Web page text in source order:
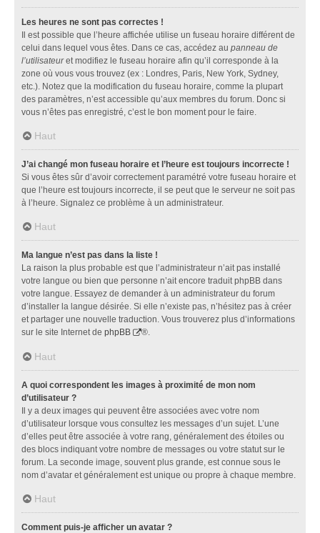
Les heures ne sont pas correctes !
Il est possible que l’heure affichée utilise un fuseau horaire différent de
celui dans lequel vous êtes. Dans ce cas, accédez au panneau de
l’utilisateuret modifiez le fuseau horaire afin qu’il corresponde à la
zone où vous vous trouvez (ex : Londres, Paris, New York, Sydney,
etc.). Notez que la modification du fuseau horaire, comme la plupart
des paramètres, n’est accessible qu’aux membres du forum. Donc si
vous n’êtes pas enregistré, c’est le bon moment pour le faire.
Haut
J’ai changé mon fuseau horaire et l’heure est toujours incorrecte !
Si vous êtes sûr d’avoir correctement paramétré votre fuseau horaire et
que l’heure est toujours incorrecte, il se peut que le serveur ne soit pas
à l’heure. Signalez ce problème à un administrateur.
Haut
Ma langue n’est pas dans la liste !
La raison la plus probable est que l’administrateur n’ait pas installé
votre langue ou bien que personne n’ait encore traduit phpBB dans
votre langue. Essayez de demander à un administrateur du forum
d’installer la langue désirée. Si elle n’existe pas, n’hésitez pas à créer
et partager une nouvelle traduction. Vous trouverez plus d’informations
sur le site Internet de phpBB ®.
Haut
A quoi correspondent les images à proximité de mon nom
d’utilisateur ?
Il y a deux images qui peuvent être associées avec votre nom
d’utilisateur lorsque vous consultez les messages d’un sujet. L’une
d’elles peut être associée à votre rang, généralement des étoiles ou
des blocs indiquant votre nombre de messages ou votre statut sur le
forum. La seconde image, souvent plus grande, est connue sous le
nom d’avatar et généralement est unique ou propre à chaque membre.
Haut
Comment puis-je afficher un avatar ?